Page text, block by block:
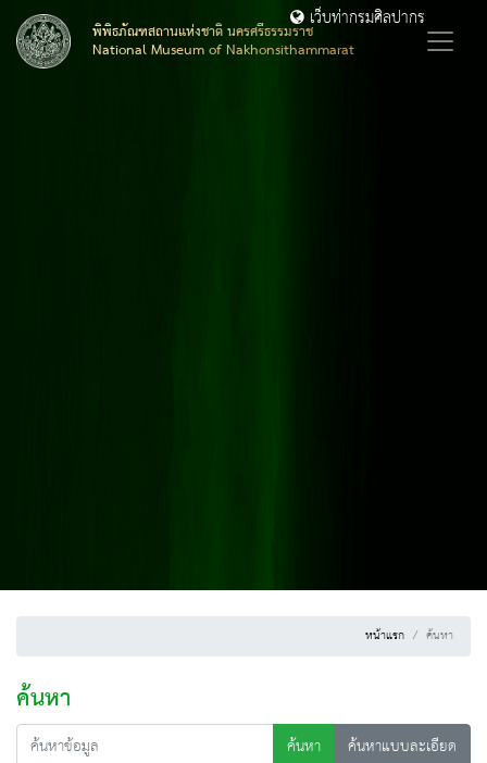
พิพิธภัณฑสถานแห่งชาติ นครศรีธรรมราช
National Museum of Nakhonsithammarat
เว็บท่ากรมศิลปากร
หน้าแรก ค้นหา
ค้นหา
ค้นหา
ค้นหาแบบละเอียด